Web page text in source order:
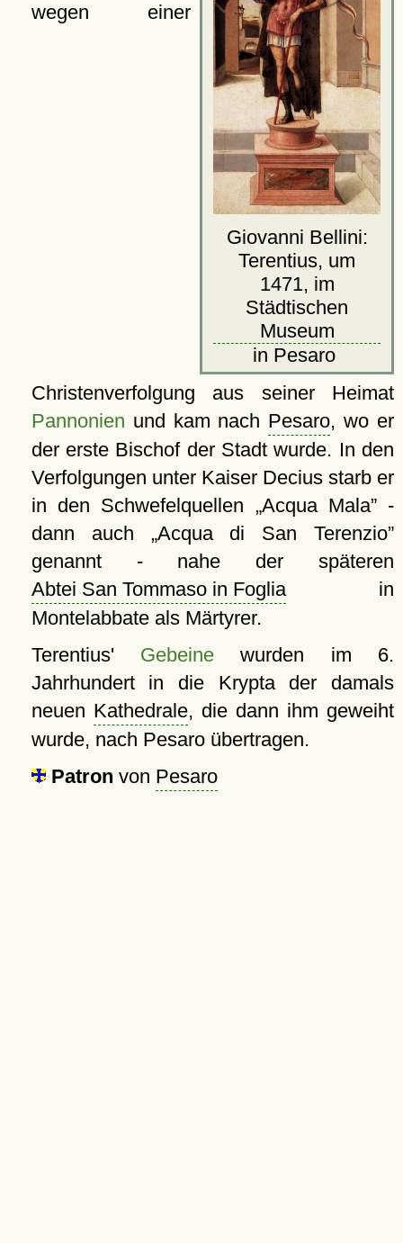
Giovanni Bellini:
Terentius, um
1471, im
Städtischen
Museum
in Pesaro
wegen einer
Christenverfolgung aus seiner Heimat
Pannonien und kam nach Pesaro, wo er
der erste Bischof der Stadt wurde. In den
Verfolgungen unter Kaiser Decius starb er
in den Schwefelquellen
Acqua Mala -
dann auch
Acqua di San Terenzio
genannt - nahe der späteren
Abtei San Tommaso in Fogliain
Montelabbate als Märtyrer.
Terentius' Gebeine wurden im 6.
Jahrhundert in die Krypta der damals
neuen Kathedrale, die dann ihm geweiht
wurde, nach Pesaro übertragen.
Patron von Pesaro